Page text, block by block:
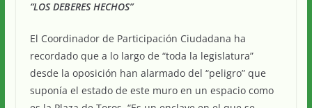
“LOS DEBERES HECHOS”
El Coordinador de Participación Ciudadana ha
recordado que a lo largo de “toda la legislatura”
desde la oposición han alarmado del “peligro” que
suponía el estado de este muro en un espacio como